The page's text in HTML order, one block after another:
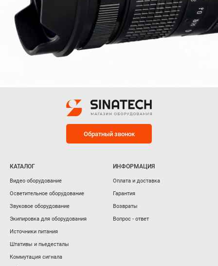
Обратный звонок
КАТАЛОГ
Видео оборудование
Осветительное оборудование
Звуковое оборудование
Экипировка для оборудования
Источники питания
Штативы и пьедесталы
Коммутация сигнала
ИНФОРМАЦИЯ
Оплата и доставка
Гарантия
Возвраты
Вопрос - ответ